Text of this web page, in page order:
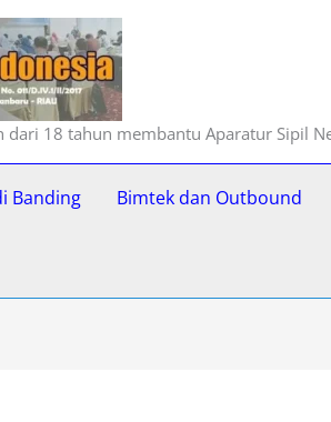
18 tahun membantu Aparatur Sipil
Banding Bimtek dan Outbound